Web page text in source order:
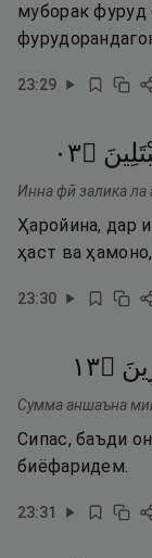
муборак фуруд
23:29
۝٣٠
Инна фӣ залика ла
Ҳаройина, дар
ҳаст ва
23:30
۝٣١
Сумма аншаъна
Сипас, баъди
биёфаридем.
23:31